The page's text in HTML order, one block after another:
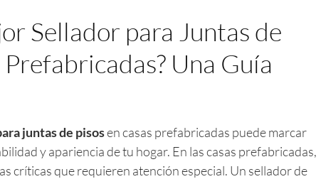
Sellador para Juntas de
Prefabricadas? Una Guía
juntas de pisosen casas prefabricadas puede marcar
y apariencia de tu hogar. En las casas prefabricadas,
críticas que requieren atención especial. Un sellador de